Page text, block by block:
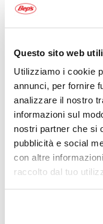
Questo sito web
Utilizziamo i cookie
annunci, per fornire
analizzare il nostro
informazioni sul
nostri partner che si
pubblicità e social
con altre
raccolto dal tuo
Stabilizzatori
Manubrio CS255 -
OXFORD
OXFORD
29,95 €
CONSEGNA IN